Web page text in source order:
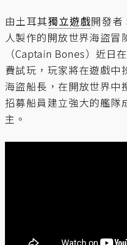
由土耳其獨立遊戲開發者
人製作的開放世界海盜冒
（Captain Bones）近日在
費試玩，玩家將在遊戲中
海盜船長，在開放世界中
招募船員建立強大的艦隊
主。